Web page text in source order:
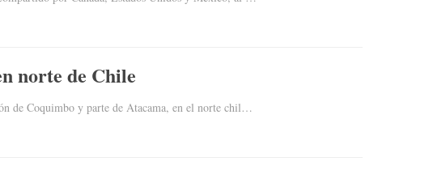
norte de Chile
de Coquimbo y parte de Atacama, en el norte chil…